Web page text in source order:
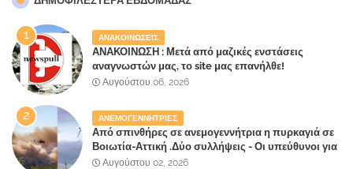
ΑΝΑΚΟΙΝΩΣΕΙΣ
ΑΝΑΚΟΙΝΩΣΗ : Μετά από μαζικές ενστάσεις
αναγνωστών μας, το site μας επανήλθε!
Αυγούστου 06, 2026
ΑΝΕΜΟΓΕΝΝΗΤΡΙΕΣ
Από σπινθήρες σε ανεμογεννήτρια η πυρκαγιά σε
Βοιωτία-Αττική .Δύο συλλήψεις - Οι υπεύθυνοι για
την λάθος διαχείριση της κατάσβεσης θα
Αυγούστου 02, 2026